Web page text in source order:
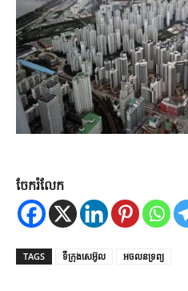
ចែករំលែក
TAGS ទីក្រុងសេអ៊ូល អចលនទ្រព្យ